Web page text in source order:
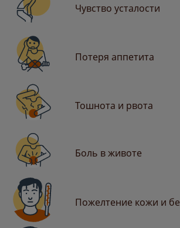
Чувство усталости
Потеря аппетита
Тошнота и рвота
Боль в животе
Пожелтение кожи и